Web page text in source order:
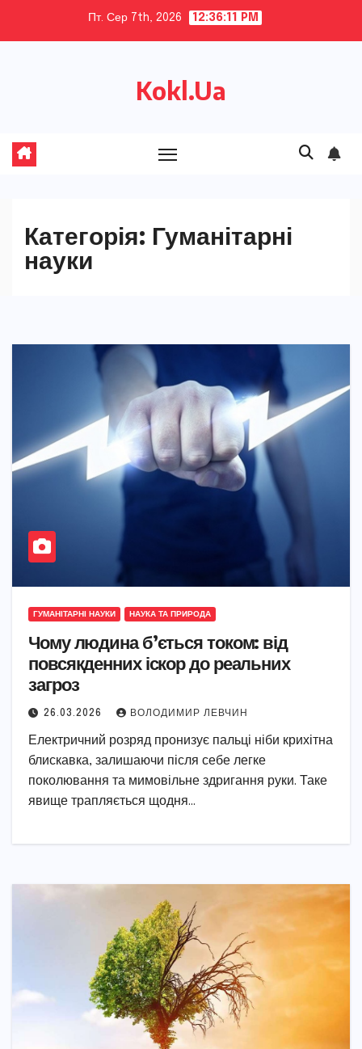
Пт. Сер 7th, 2026 12:36:13 PM
Kokl.Ua
Категорія: Гуманітарні
науки
ГУМАНІТАРНІ НАУКИ НАУКА ТА ПРИРОДА
Чому людина б’ється током: від
повсякденних іскор до реальних
загроз
26.03.2026 ВОЛОДИМИР ЛЕВЧИН
Електричний розряд пронизує пальці ніби крихітна
блискавка, залишаючи після себе легке
поколювання та мимовільне здригання руки. Таке
явище трапляється щодня…